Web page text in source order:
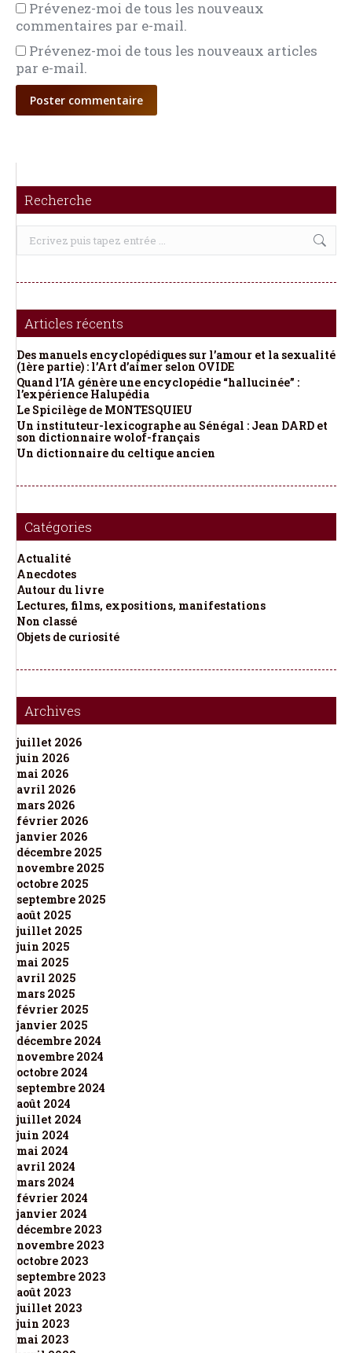
Prévenez-moi de tous les nouveaux
commentaires par e-mail.
Prévenez-moi de tous les nouveaux articles
par e-mail.
Poster commentaire
Recherche
Recherche
Articles récents
Des manuels encyclopédiques sur l’amour et la sexualité
(1ère partie) : l’Art d’aimer selon OVIDE
Quand l’IA génère une encyclopédie “hallucinée” :
l’expérience Halupédia
Le Spicilège de MONTESQUIEU
Un instituteur-lexicographe au Sénégal : Jean DARD et
son dictionnaire wolof-français
Un dictionnaire du celtique ancien
Catégories
Actualité
Anecdotes
Autour du livre
Lectures, films, expositions, manifestations
Non classé
Objets de curiosité
Archives
juillet 2026
juin 2026
mai 2026
avril 2026
mars 2026
février 2026
janvier 2026
décembre 2025
novembre 2025
octobre 2025
septembre 2025
août 2025
juillet 2025
juin 2025
mai 2025
avril 2025
mars 2025
février 2025
janvier 2025
décembre 2024
novembre 2024
octobre 2024
septembre 2024
août 2024
juillet 2024
juin 2024
mai 2024
avril 2024
mars 2024
février 2024
janvier 2024
décembre 2023
novembre 2023
octobre 2023
septembre 2023
août 2023
juillet 2023
juin 2023
mai 2023